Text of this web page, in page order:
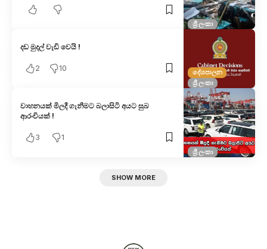
ශ්‍රී ලංකා
දේශපාලන
ශ්‍රී ලංකා
දඩ මුදල් වැඩි වෙයි !
2 10
ශ්‍රී ලංකා
වාහනයක් මිලදී ගැනීමට බලාසිටි අයට සුබ
ආරංචියක් !
3 1
SHOW MORE